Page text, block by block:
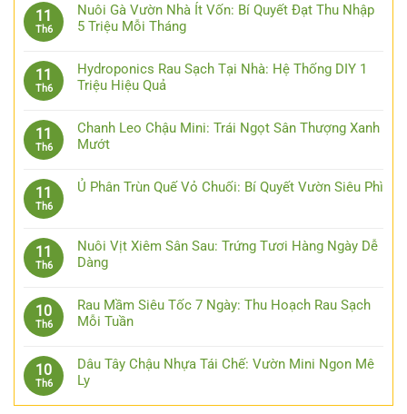
11
Th6
Nuôi Gà Vườn Nhà Ít Vốn: Bí Quyết Đạt Thu Nhập
5 Triệu Mỗi Tháng
11
Th6
Hydroponics Rau Sạch Tại Nhà: Hệ Thống DIY 1
Triệu Hiệu Quả
11
Th6
Chanh Leo Chậu Mini: Trái Ngọt Sân Thượng Xanh
Mướt
11
Th6
Ủ Phân Trùn Quế Vỏ Chuối: Bí Quyết Vườn Siêu Phì
11
Th6
Nuôi Vịt Xiêm Sân Sau: Trứng Tươi Hàng Ngày Dễ
Dàng
10
Th6
Rau Mầm Siêu Tốc 7 Ngày: Thu Hoạch Rau Sạch
Mỗi Tuần
10
Th6
Dâu Tây Chậu Nhựa Tái Chế: Vườn Mini Ngon Mê
Ly